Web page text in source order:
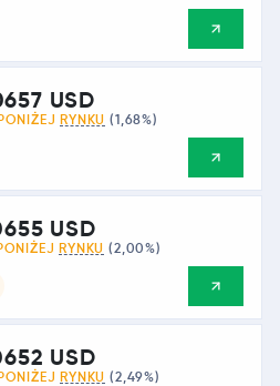
USD
RYNKU (1,68%)
USD
RYNKU (2,00%)
USD
RYNKU (2,49%)